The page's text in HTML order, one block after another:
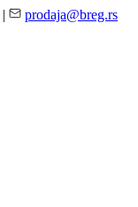
| prodaja@breg.rs